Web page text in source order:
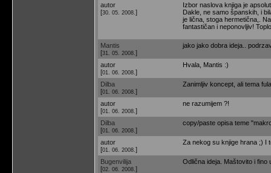
autor
[30. 05. 2008. ]
Izbor naslova knjiga je
Dakle, ne samo španskih, i
je lična, stoga hermetična,.
fantastičan i neponovljiv!
Mantis
[31. 05. 2008. ]
jako jako dobra ideja..
autor
[01. 06. 2008. ]
Hvala, Mantis :)
Dilba
[01. 06. 2008. ]
Zanimljiv koncept, ali tema
autor
[01. 06. 2008. ]
ne razumijem ?!
Dilba
[01. 06. 2008. ]
copy/paste opisa teme
autor
[01. 06. 2008. ]
Za nekog su knjige hrana ;) I
Bugenvilija
[02. 06. 2008. ]
Odlična ideja. Maštovito i fino